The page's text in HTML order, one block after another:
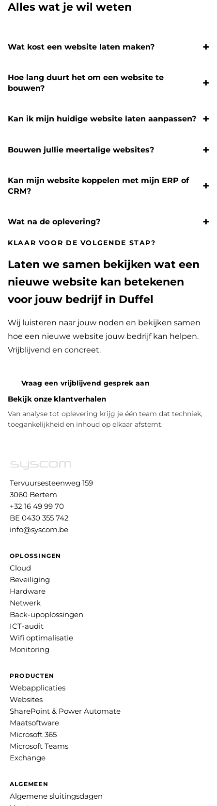
Alles wat je wil weten
Wat kost een website laten maken?
Hoe lang duurt het om een website te
bouwen?
Kan ik mijn huidige website laten aanpassen?
Bouwen jullie meertalige websites?
Kan mijn website koppelen met mijn ERP of
CRM?
Wat na de oplevering?
KLAAR VOOR DE VOLGENDE STAP?
Laten we samen bekijken wat een
nieuwe website kan betekenen
voor jouw bedrijf in Duffel
Wij luisteren naar jouw noden en bekijken samen
hoe een nieuwe website jouw bedrijf kan helpen.
Vrijblijvend en concreet.
Vraag een vrijblijvend gesprek aan
Bekijk onze klantverhalen
Van analyse tot oplevering krijg je één team dat techniek,
toegankelijkheid en inhoud op elkaar afstemt.
Tervuursesteenweg 159
3060 Bertem
+32 16 49 99 70
BE 0430 355 742
info@syscom.be
OPLOSSINGEN
Cloud
Beveiliging
Hardware
Netwerk
Back-upoplossingen
ICT-audit
Wifi optimalisatie
Monitoring
PRODUCTEN
Webapplicaties
Websites
SharePoint & Power Automate
Maatsoftware
Microsoft 365
Microsoft Teams
Exchange
ALGEMEEN
Algemene sluitingsdagen